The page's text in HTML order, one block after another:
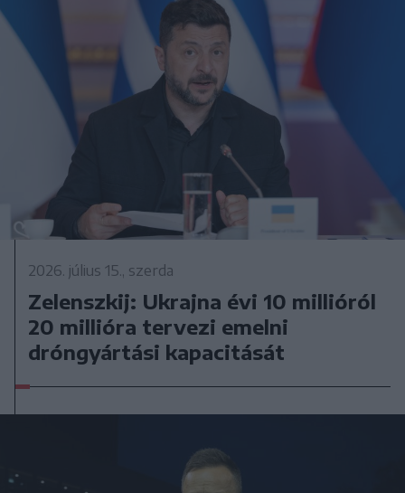
2026. július 15., szerda
Zelenszkij: Ukrajna évi 10 millióról
20 millióra tervezi emelni
dróngyártási kapacitását